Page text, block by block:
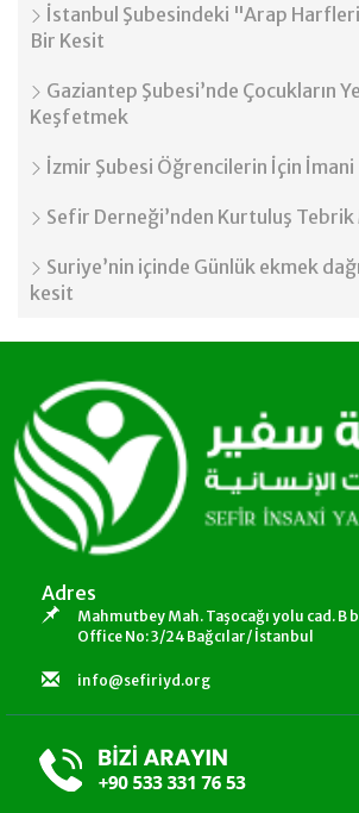
İstanbul Şubesindeki "Arap
Bir Kesit
Gaziantep Şubesi’nde Çocukların
Keşfetmek
İzmir Şubesi Öğrencilerin İçin İmani
Sefir Derneği’nden Kurtuluş Tebrik
Suriye’nin içinde Günlük ekmek
kesit
Adres
Mahmutbey Mah. Taşocağı yolu cad. B
Office No: 3/24 Bağcılar/ İstanbul
info@sefiriyd.org